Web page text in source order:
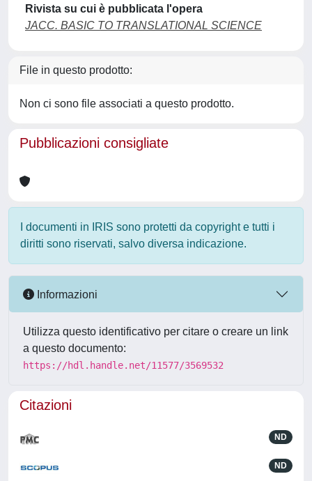
Rivista su cui è pubblicata l'opera
JACC. BASIC TO TRANSLATIONAL SCIENCE
File in questo prodotto:
Non ci sono file associati a questo prodotto.
Pubblicazioni consigliate
I documenti in IRIS sono protetti da copyright e tutti i
diritti sono riservati, salvo diversa indicazione.
Informazioni
Utilizza questo identificativo per citare o creare un link
a questo documento:
https://hdl.handle.net/11577/3569532
Citazioni
ND
ND